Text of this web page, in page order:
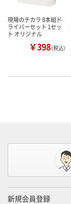
現場のチカラ 8本組ド
ライバーセット 1セッ
ト オリジナル
￥398（税込）
新規会員登録